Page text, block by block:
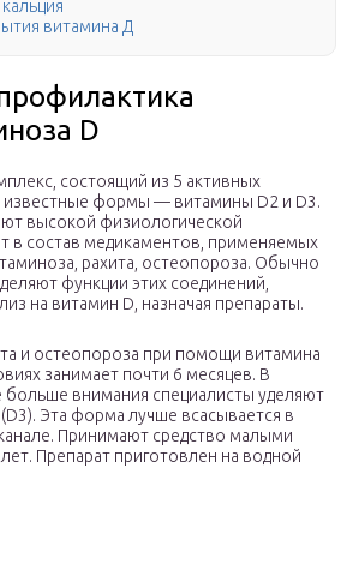
витамина Д
D
состоящий из 5 активных
известные формы — витамины D2 и D3.
высокой физиологической
в состав медикаментов, применяемых
рахита, остеопороза. Обычно
функции этих соединений,
на витамин D, назначая препараты.
и остеопороза при помощи витамина
занимает почти 6 месяцев. В
больше внимания специалисты уделяют
Эта форма лучше всасывается в
Принимают средство малыми
Препарат приготовлен на водной